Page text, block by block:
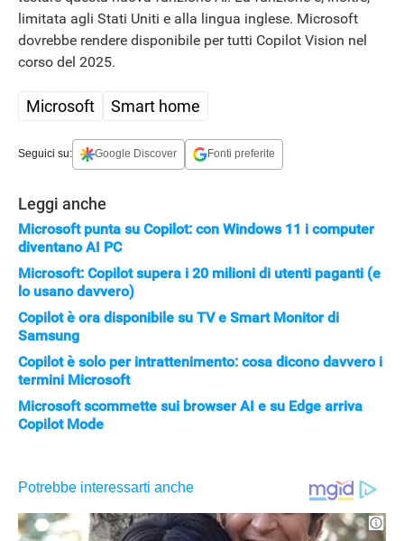
APPLE
limitata agli Stati Uniti e alla lingua inglese. Microsoft
dovrebbe rendere disponibile per tutti Copilot Vision nel
corso del 2025.
Microsoft Smart home
Seguici su: Google Discover Fonti preferite
Leggi anche
Microsoft punta su Copilot: con Windows 11 i computer
diventano AI PC
Microsoft: Copilot supera i 20 milioni di utenti paganti (e
lo usano davvero)
Copilot è ora disponibile su TV e Smart Monitor di
Samsung
Copilot è solo per intrattenimento: cosa dicono davvero i
termini Microsoft
Microsoft scommette sui browser AI e su Edge arriva
Copilot Mode